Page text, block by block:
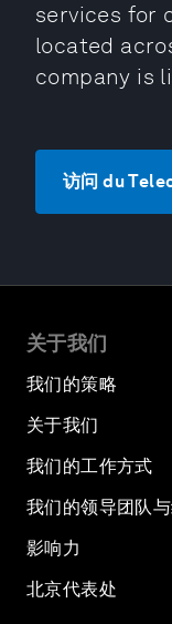
services for
located
company is
访问 du
关于我们
我们的策略
关于我们
我们的工作方式
我们的领导团队
影响力
北京代表处